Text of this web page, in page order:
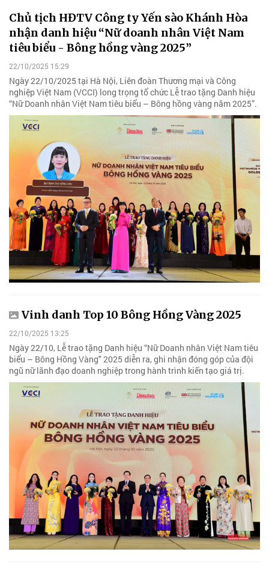
Chủ tịch HĐTV Công ty Yến sào Khánh Hòa
nhận danh hiệu “Nữ doanh nhân Việt Nam
tiêu biểu - Bông hồng vàng 2025”
22/10/2025 15:29
Ngày 22/10/2025 tại Hà Nội, Liên đoàn Thương mại và Công
nghiệp Việt Nam (VCCI) long trọng tổ chức Lễ trao tặng Danh hiệu
“Nữ Doanh nhân Việt Nam tiêu biểu – Bông hồng vàng năm 2025”.
Vinh danh Top 10 Bông Hồng Vàng 2025
22/10/2025 13:25
Ngày 22/10, Lễ trao tặng Danh hiệu “Nữ Doanh nhân Việt Nam tiêu
biểu – Bông Hồng Vàng" 2025 diễn ra, ghi nhận đóng góp của đội
ngũ nữ lãnh đạo doanh nghiệp trong hành trình kiến tạo giá trị.